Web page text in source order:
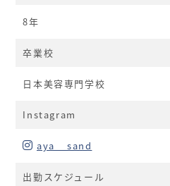
8年
卒業校
日本美容専門学校
Instagram
aya__sand
出勤スケジュール